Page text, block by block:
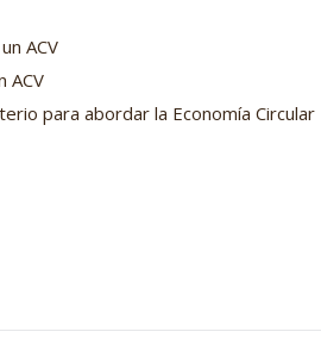
ACV
ACV
para abordar la Economía Circular